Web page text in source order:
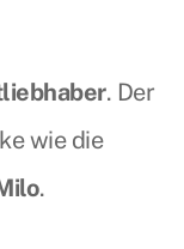
. Der
wie die
.